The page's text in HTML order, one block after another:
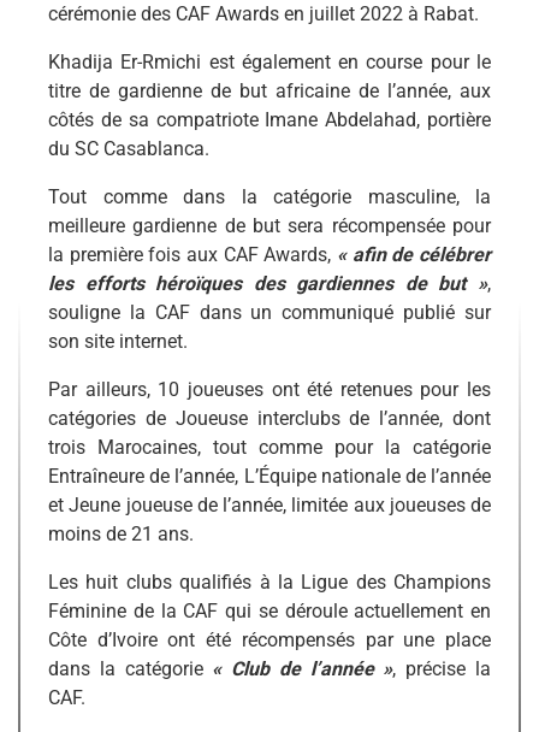
cérémonie des CAF Awards en juillet 2022 à Rabat.
Khadija Er-Rmichi est également en course pour le
titre de gardienne de but africaine de l’année, aux
côtés de sa compatriote Imane Abdelahad, portière
du SC Casablanca.
Tout comme dans la catégorie masculine, la
meilleure gardienne de but sera récompensée pour
la première fois aux CAF Awards, « afin de célébrer
les efforts héroïques des gardiennes de but »,
souligne la CAF dans un communiqué publié sur
son site internet.
Par ailleurs, 10 joueuses ont été retenues pour les
catégories de Joueuse interclubs de l’année, dont
trois Marocaines, tout comme pour la catégorie
Entraîneure de l’année, L’Équipe nationale de l’année
et Jeune joueuse de l’année, limitée aux joueuses de
moins de 21 ans.
Les huit clubs qualifiés à la Ligue des Champions
Féminine de la CAF qui se déroule actuellement en
Côte d’Ivoire ont été récompensés par une place
dans la catégorie « Club de l’année », précise la
CAF.